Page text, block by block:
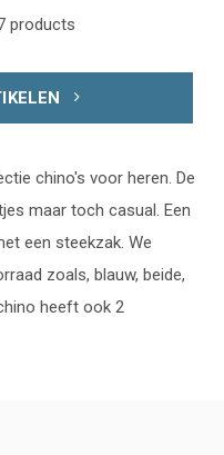
products
chino's voor heren. De
maar toch casual. Een
een steekzak. We
zoals, blauw, beide,
heeft ook 2